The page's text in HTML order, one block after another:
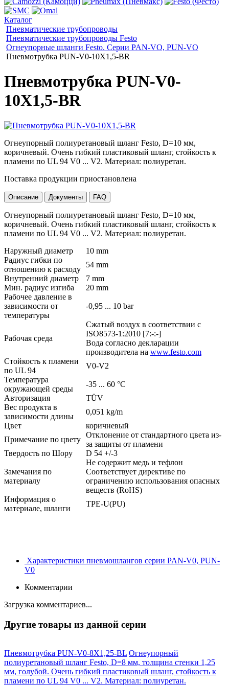
Каталог
Пневматические трубопроводы
Пневматические трубопроводы Festo
Огнеупорные шланги Festo. Серии PAN-VO, PUN-VO
Пневмотрубка PUN-V0-10X1,5-BR
Пневмотрубка PUN-V0-
10X1,5-BR
Огнеупорный полиуретановый шланг Festo, D=10 мм,
коричневый. Очень гибкий пластиковый шланг, стойкость к
пламени по UL 94 V0 ... V2. Материал: полиуретан.
Поставка продукции приостановлена
Описание Документы FAQ
Огнеупорный полиуретановый шланг Festo, D=10 мм,
коричневый. Очень гибкий пластиковый шланг, стойкость к
пламени по UL 94 V0 ... V2. Материал: полиуретан.
Наружный диаметр
10 mm
Радиус гибки по
отношению к расходу
54 mm
Внутренний диаметр
7 mm
Мин. радиус изгиба
20 mm
Рабочее давление в
зависимости от
температуры
-0,95 ... 10 bar
Рабочая среда
Сжатый воздух в соответствии с
ISO8573-1:2010 [7:-:-]
Вода согласно декларации
производитела на www.festo.com
Стойкость к пламени
по UL 94
V0-V2
Температура
окружающей среды
-35 ... 60 °C
Авторизация
TÜV
Вес продукта в
зависимости длины
0,051 kg/m
Цвет
коричневый
Примечание по цвету
Отклонение от стандартного цвета из-
за защиты от пламени
Твердость по Шору
D 54 +/-3
Замечания по
материалу
Не содержит медь и тефлон
Соответствует директиве по
ограничению использования опасных
веществ (RoHS)
Информация о
материале, шланги
TPE-U(PU)
Характеристики пневмошлангов серии PAN-V0, PUN-
V0
Комментарии
Загрузка комментариев...
Другие товары из данной серии
Пневмотрубка PUN-V0-8X1,25-BL Огнеупорный
полиуретановый шланг Festo, D=8 мм, толщина стенки 1,25
мм, голубой. Очень гибкий пластиковый шланг, стойкость к
пламени по UL 94 V0 ... V2. Материал: полиуретан.